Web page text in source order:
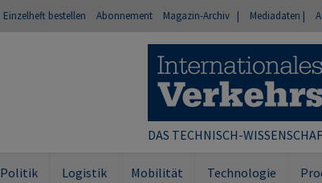
Einzelheft bestellen Abonnement Magazin-Archiv | Mediadaten |
DAS TECHNISCH-
Politik Logistik Mobilität Technologie